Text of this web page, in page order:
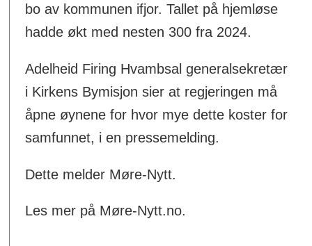
bo av kommunen ifjor. Tallet på hjemløse
hadde økt med nesten 300 fra 2024.
Adelheid Firing Hvambsal generalsekretær
i Kirkens Bymisjon sier at regjeringen må
åpne øynene for hvor mye dette koster for
samfunnet, i en pressemelding.
Dette melder Møre-Nytt.
Les mer på Møre-Nytt.no.